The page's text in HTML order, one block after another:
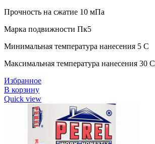
Прочность на сжатие 10 мПа
Марка подвижности Пк5
Минимальная температура нанесения 5 C
Максимальная температура нанесения 30 C
Избранное
В корзину
Quick view